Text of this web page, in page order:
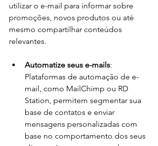
utilizar o e-mail para informar sobre
promoções, novos produtos ou até
mesmo compartilhar conteúdos
relevantes.
Automatize seus e-mails:
Plataformas de automação de e-
mail, como MailChimp ou RD
Station, permitem segmentar sua
base de contatos e enviar
mensagens personalizadas com
base no comportamento dos seus